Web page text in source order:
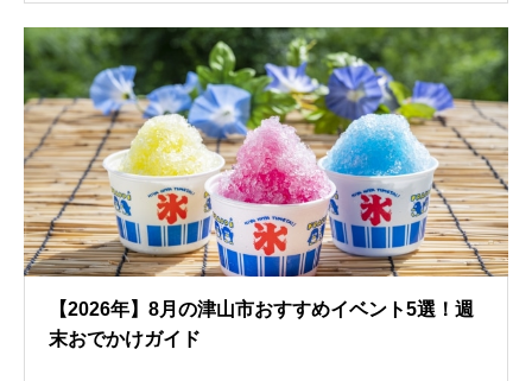
【2026年】8月の津山市おすすめイベント5選！週
末おでかけガイド